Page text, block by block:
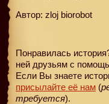
Автор: zloj biorobot
Понравилась
ней друзьям с
Если Вы знаете
присылайте её нам (
требуется).